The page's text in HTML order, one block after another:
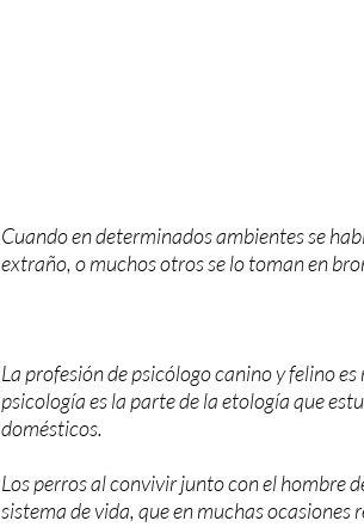
Cuando en determinados ambientes se
extraño, o muchos otros se lo toman en
La profesión de psicólogo canino y felino
psicología es la parte de la etología que
domésticos.
Los perros al convivir junto con el hombre
sistema de vida, que en muchas